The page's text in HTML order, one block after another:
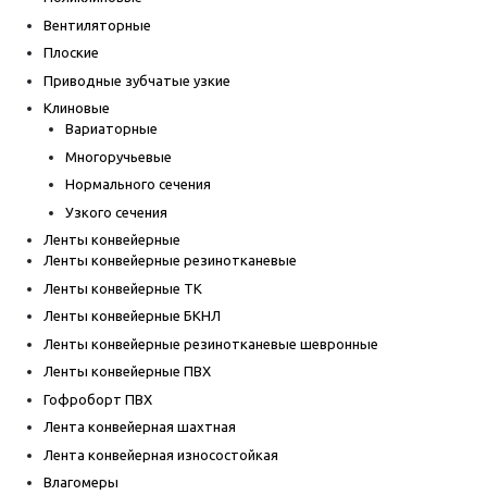
Вентиляторные
Плоские
Приводные зубчатые узкие
Клиновые
Вариаторные
Многоручьевые
Нормального сечения
Узкого сечения
Ленты конвейерные
Ленты конвейерные резинотканевые
Ленты конвейерные ТК
Ленты конвейерные БКНЛ
Ленты конвейерные резинотканевые шевронные
Ленты конвейерные ПВХ
Гофроборт ПВХ
Лента конвейерная шахтная
Лента конвейерная износостойкая
Влагомеры